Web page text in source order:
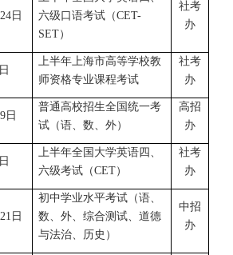
日
六级口语考试（CET-
SET）
社考
办
上半年上海市高等学校教
师资格专业课程考试
社考
办
日
普通高校招生全国统一考
试（语、数、外）
高招
办
上半年全国大学英语四、
六级考试（CET）
社考
办
日
初中学业水平考试（语、
数、外、综合测试、道德
与法治、历史）
中招
办